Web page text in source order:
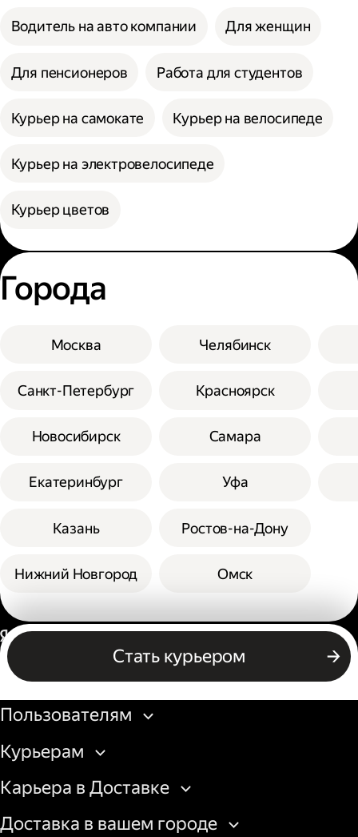
Водитель на авто компании Для женщин
Для пенсионеров Работа для студентов
Курьер на самокате Курьер на велосипеде
Курьер на электровелосипеде
Курьер цветов
Города
Москва
Санкт-Петербург
Новосибирск
Екатеринбург
Казань
Нижний Новгород
Челябинск
Красноярск
Самара
Уфа
Ростов-на-Дону
Омск
Стать курьером
Россия
Бизнесу
Пользователям
Курьерам
Карьера в Доставке
Доставка в вашем городе